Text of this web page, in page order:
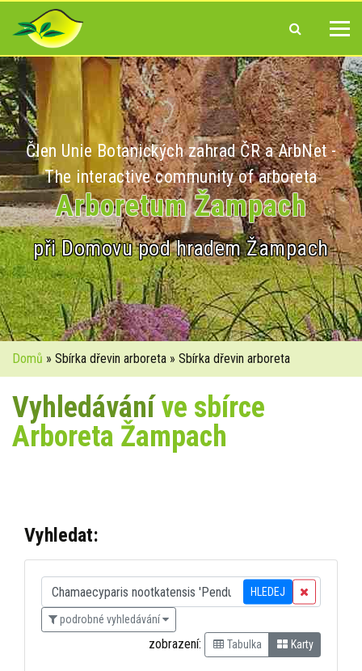
Člen Unie Botanických zahrad ČR a ArbNet -
The interactive community of arboreta
Arboretum Žampach
při Domovu pod hradem Žampach
Domů » Sbírka dřevin arboreta » Sbírka dřevin arboreta
Vyhledáváníve sbírce
Arboreta Žampach
Vyhledat:
HLEDEJ
podrobné vyhledávání
zobrazení: Tabulka Karty